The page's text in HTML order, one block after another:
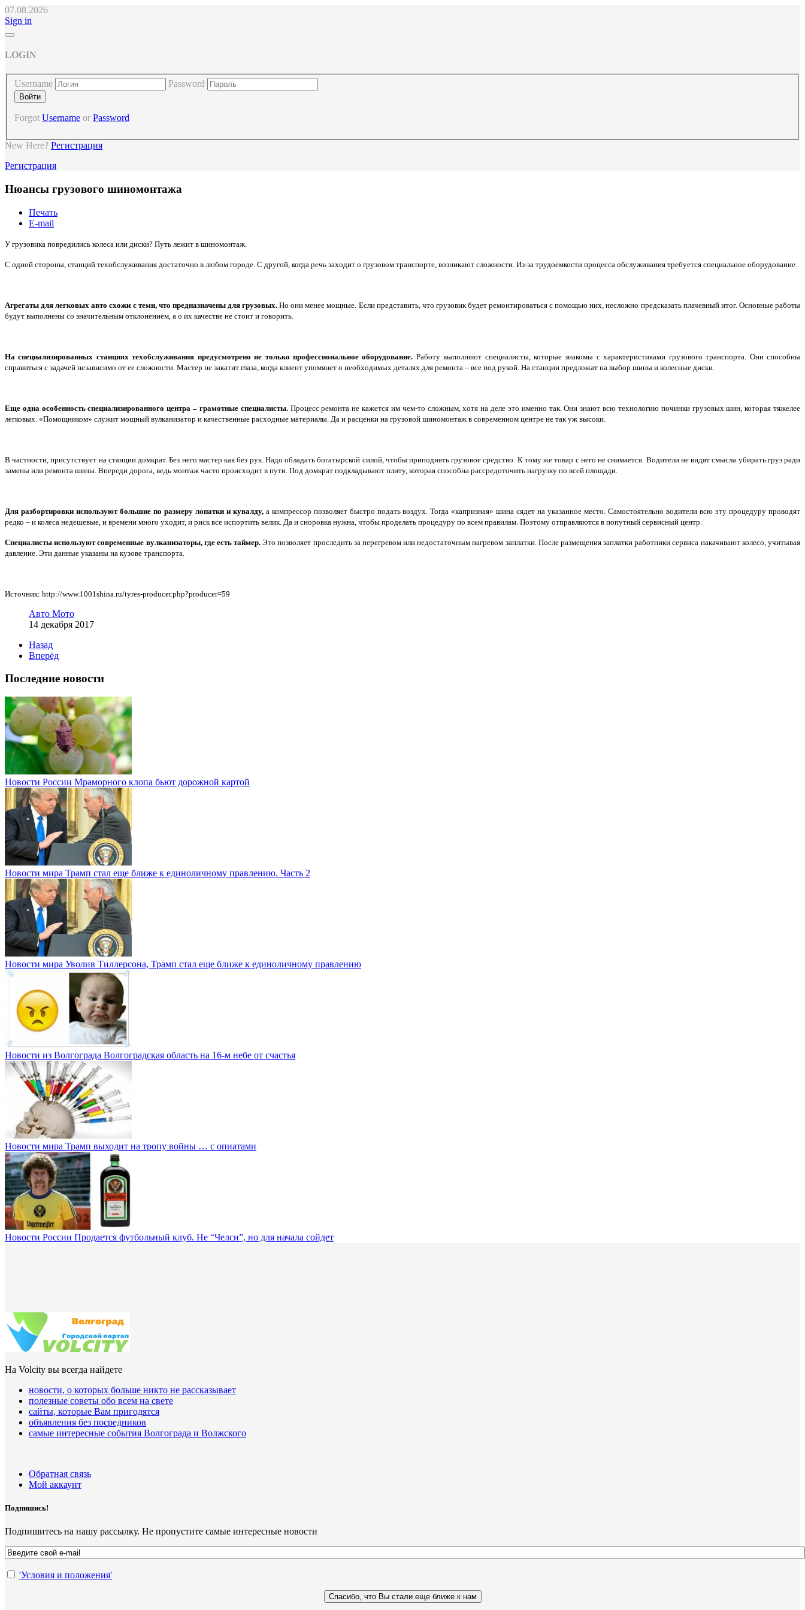
07.08.2026
Sign in
LOGIN
Username Password
Forgot Username or Password
New Here? Регистрация
Регистрация
Нюансы грузового шиномонтажа
Печать
E-mail
У грузовика повредились колеса или диски? Путь лежит в шиномонтаж.
С одной стороны, станций техобслуживания достаточно в любом городе. С другой, когда речь заходит о грузовом транспорте, возникают сложности. Из-за трудоемкости процесса обслуживания требуется специальное оборудование.
Агрегаты для легковых авто схожи с теми, что предназначены для грузовых. Но они менее мощные. Если представить, что грузовик будет ремонтироваться с помощью них, несложно предсказать плачевный итог. Основные работы
будут выполнены со значительным отклонением, а о их качестве не стоит и говорить.
На специализированных станциях техобслуживания предусмотрено не только профессиональное оборудование. Работу выполняют специалисты, которые знакомы с характеристиками грузового транспорта. Они способны
справиться с задачей независимо от ее сложности. Мастер не закатит глаза, когда клиент упомянет о необходимых деталях для ремонта – все под рукой. На станции предложат на выбор шины и колесные диски.
Еще одна особенность специализированного центра – грамотные специалисты.Процесс ремонта не кажется им чем-то сложным, хотя на деле это именно так. Они знают всю технологию починки грузовых шин, которая тяжелее
легковых. «Помощником» служит мощный вулканизатор и качественные расходные материалы. Да и расценки на грузовой шиномонтаж в современном центре не так уж высоки.
В частности, присутствует на станции домкрат. Без него мастер как без рук. Надо обладать богатырской силой, чтобы приподнять грузовое средство. К тому же товар с него не снимается. Водители не видят смысла убирать груз ради
замены или ремонта шины. Впереди дорога, ведь монтаж часто происходит в пути. Под домкрат подкладывают плиту, которая способна рассредоточить нагрузку по всей площади.
Для разбортировки используют большие по размеру лопатки и кувалду,а компрессор позволяет быстро подать воздух. Тогда «капризная» шина сядет на указанное место. Самостоятельно водители всю эту процедуру проводят
редко – и колеса недешевые, и времени много уходит, и риск все испортить велик. Да и сноровка нужна, чтобы проделать процедуру по всем правилам. Поэтому отправляются в попутный сервисный центр.
Специалисты используют современные вулканизаторы, где есть таймер. Это позволяет проследить за перегревом или недостаточным нагревом заплатки. После размещения заплатки работники сервиса накачивают колесо, учитывая
давление. Эти данные указаны на кузове транспорта.
Источник: http://www.1001shina.ru/tyres-producer.php?producer=59
Авто Мото
14 декабря 2017
Назад
Вперёд
Последние новости
Новости России Мраморного клопа бьют дорожной картой
Новости мира Трамп стал еще ближе к единоличному правлению. Часть 2
Новости мира Уволив Тиллерсона, Трамп стал еще ближе к единоличному правлению
Новости из Волгограда Волгоградская область на 16-м небе от счастья
Новости мира Трамп выходит на тропу войны … с опиатами
Новости России Продается футбольный клуб. Не “Челси”, но для начала сойдет
На Volcity вы всегда найдете
новости, о которых больше никто не рассказывает
полезные советы обо всем на свете
сайты, которые Вам пригодятся
объявления без посредников
самые интересные события Волгограда и Волжского
Обратная связь
Мой аккаунт
Подпишись!
Подпишитесь на нашу рассылку. Не пропустите самые интересные новости
'Условия и положения'